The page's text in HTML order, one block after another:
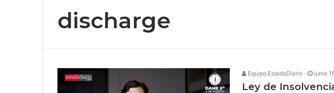
discharge
Equipo EstadoDiario junio
Ley de